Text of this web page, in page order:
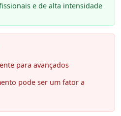
e de alta intensidade
para avançados
pode ser um fator a